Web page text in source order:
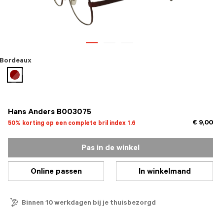
Hans Anders B003075
50% korting op een complete bril index 1.6 € 9,00
Bordeaux
geselecteerd
Pas in de winkel
Online passen In winkelmand
Binnen 10 werkdagen bij je thuisbezorgd